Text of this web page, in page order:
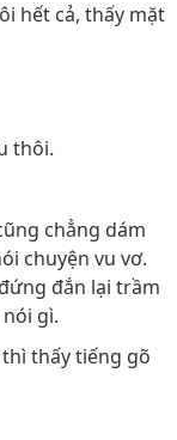
hết cả, thấy mặt
thôi.
chẳng dám
chuyện vu vơ.
đắn lại trầm
gì.
thấy tiếng gõ